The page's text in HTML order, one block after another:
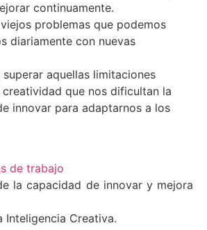
continuamente.
problemas que podemos
diariamente con nuevas
aquellas limitaciones
que nos dificultan la
innovar para adaptarnos a los
de trabajo
la capacidad de innovar y mejora
Inteligencia Creativa.